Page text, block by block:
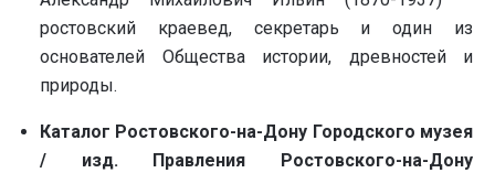
ростовский краевед, секретарь и один из
основателей Общества истории, древностей и
природы.
Каталог Ростовского-на-Дону Городского музея
/ изд. Правления Ростовского-на-Дону